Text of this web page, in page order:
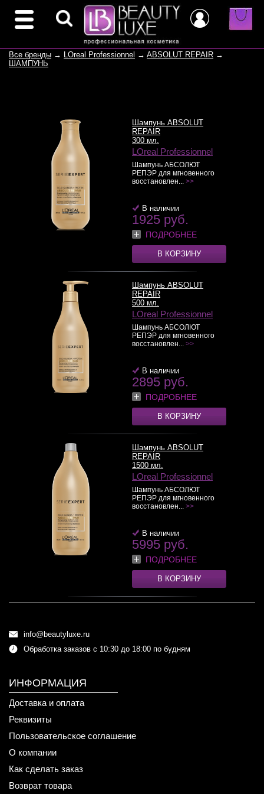
Все бренды → LOreal Professionnel → ABSOLUT REPAIR →
ШАМПУНЬ
Шампунь ABSOLUT
REPAIR
300 мл.
LOreal Professionnel
Шампунь АБСОЛЮТ
РЕПЭР для мгновенного
восстановлен... >>
В наличии
1925 руб.
ПОДРОБНЕЕ
В КОРЗИНУ
Шампунь ABSOLUT
REPAIR
500 мл.
LOreal Professionnel
Шампунь АБСОЛЮТ
РЕПЭР для мгновенного
восстановлен... >>
В наличии
2895 руб.
ПОДРОБНЕЕ
В КОРЗИНУ
Шампунь ABSOLUT
REPAIR
1500 мл.
LOreal Professionnel
Шампунь АБСОЛЮТ
РЕПЭР для мгновенного
восстановлен... >>
В наличии
5995 руб.
ПОДРОБНЕЕ
В КОРЗИНУ
info@beautyluxe.ru
Обработка заказов с 10:30 до 18:00 по будням
ИНФОРМАЦИЯ
Доставка и оплата
Реквизиты
Пользовательское соглашение
О компании
Как сделать заказ
Возврат товара